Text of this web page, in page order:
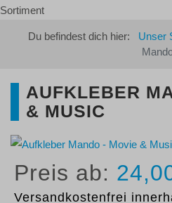
Du befindest dich hier: Unser
AUFKLEBER
& MUSIC
Versandkostenfrei